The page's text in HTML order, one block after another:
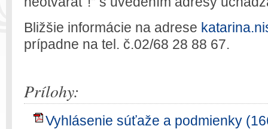
Bližšie informácie na adrese
prípadne na tel. č.02/68 28 88 67.
Prílohy:
Vyhlásenie súťaže a podmienky